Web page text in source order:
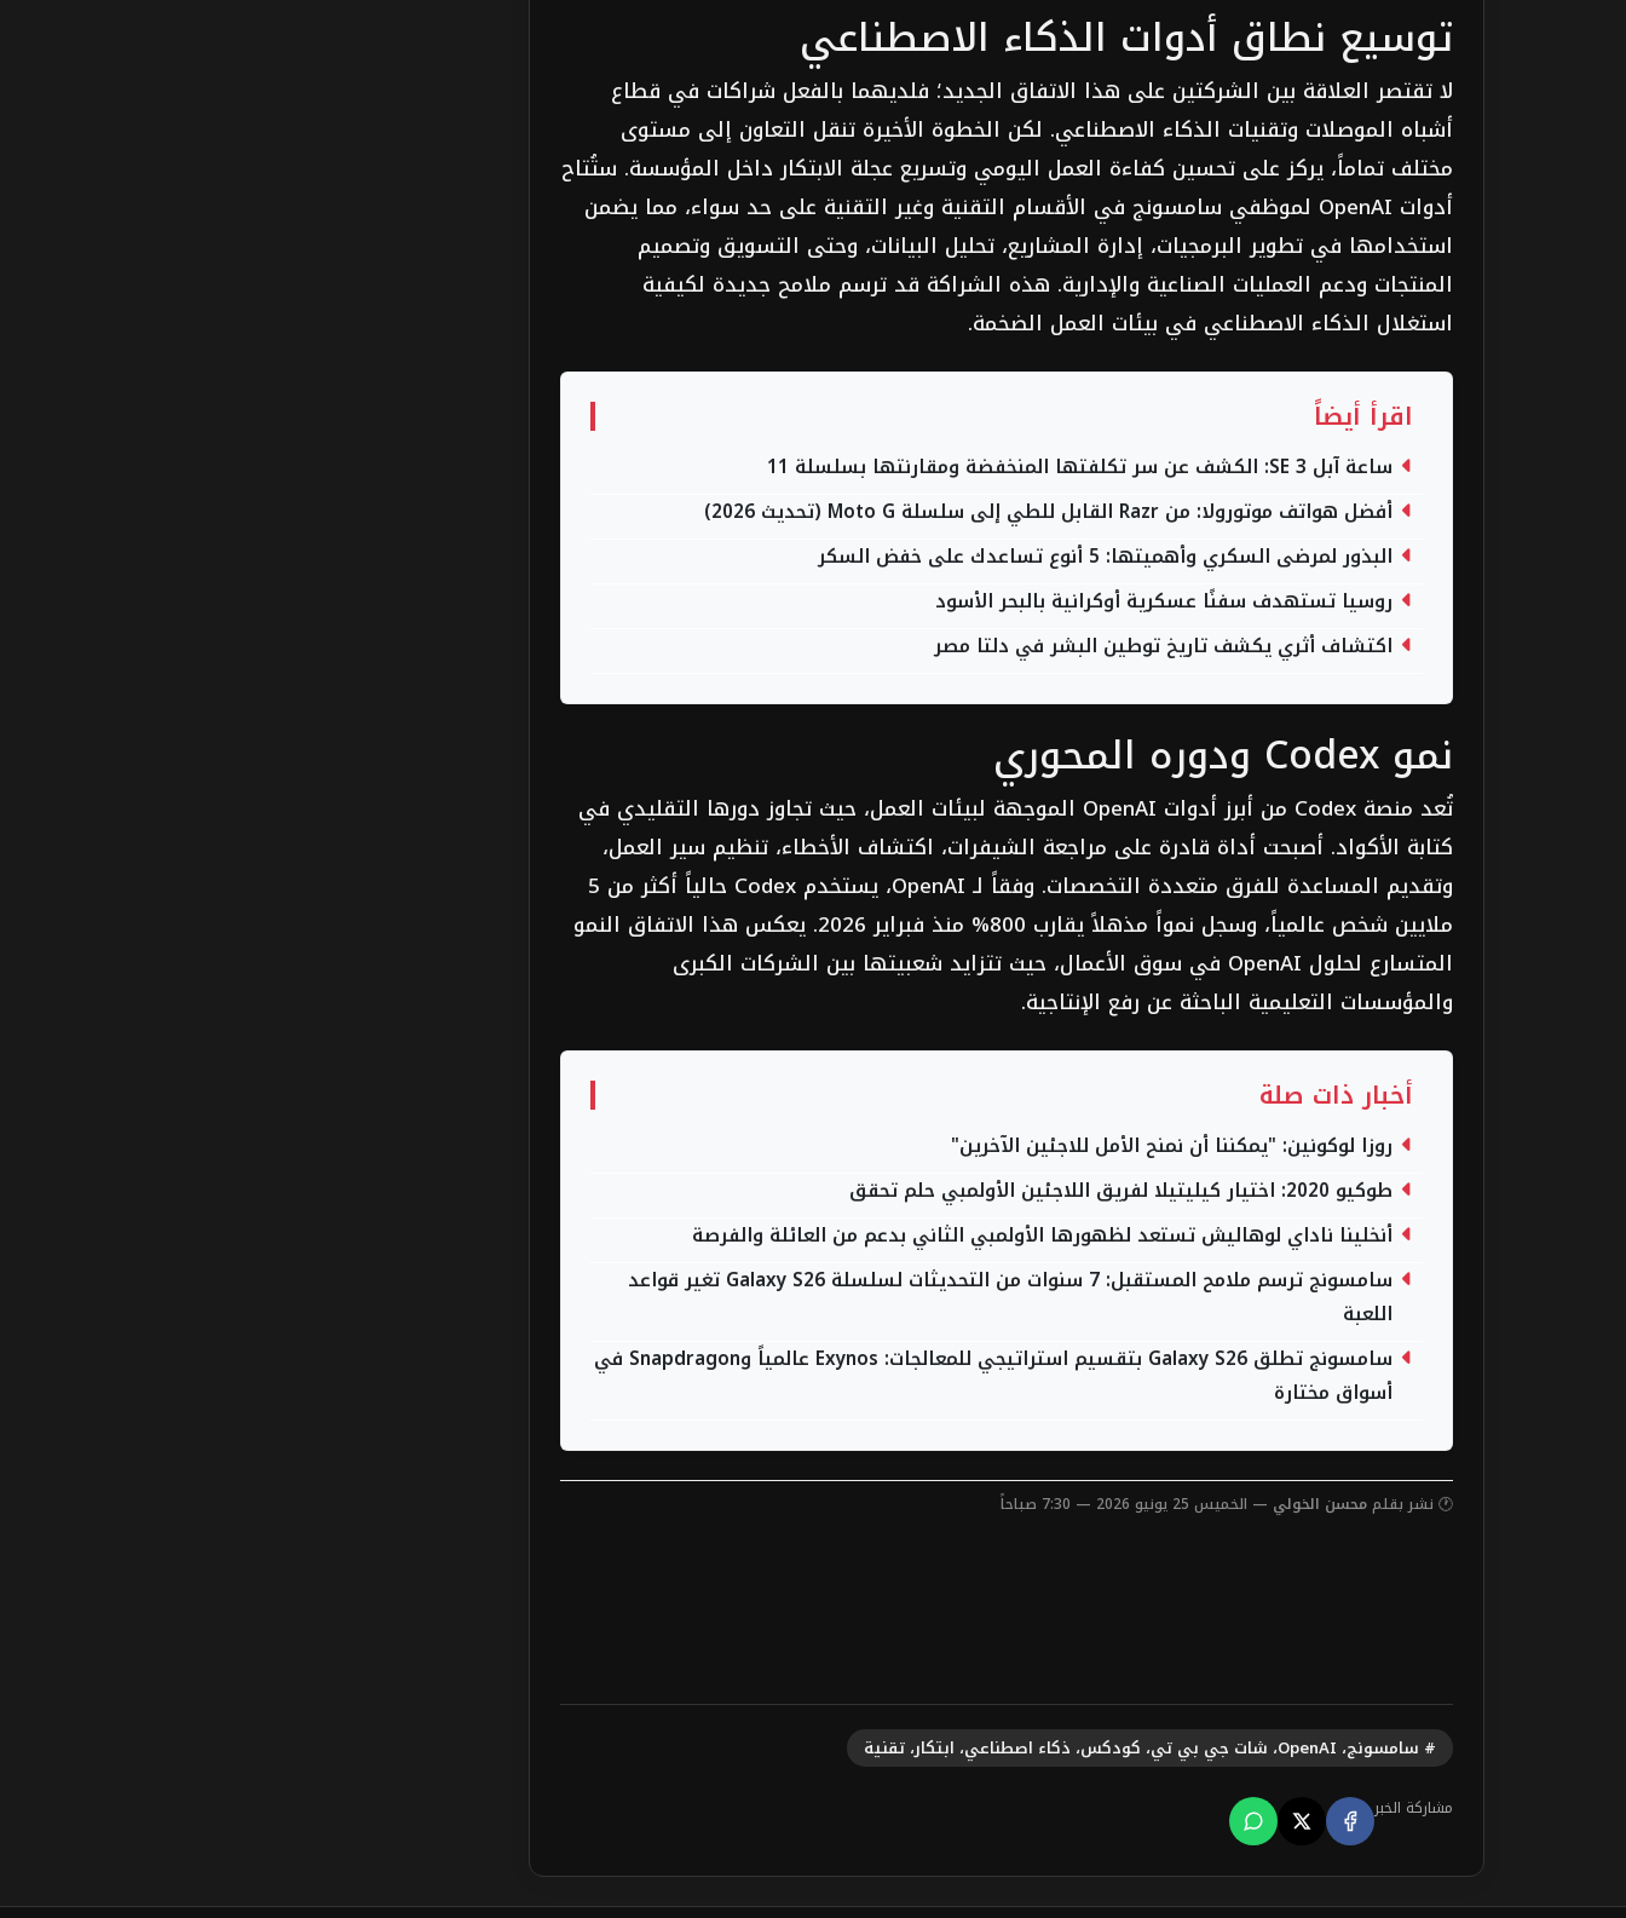
توسيع نطاق أدوات الذكاء الاصطناعي
لا تقتصر العلاقة بين الشركتين على هذا الاتفاق الجديد؛ فلديهما بالفعل شراكات في قطاع
أشباه الموصلات وتقنيات الذكاء الاصطناعي. لكن الخطوة الأخيرة تنقل التعاون إلى مستوى
مختلف تماماً، يركز على تحسين كفاءة العمل اليومي وتسريع عجلة الابتكار داخل المؤسسة. ستُتاح
أدوات OpenAI لموظفي سامسونج في الأقسام التقنية وغير التقنية على حد سواء، مما يضمن
استخدامها في تطوير البرمجيات، إدارة المشاريع، تحليل البيانات، وحتى التسويق وتصميم
المنتجات ودعم العمليات الصناعية والإدارية. هذه الشراكة قد ترسم ملامح جديدة لكيفية
استغلال الذكاء الاصطناعي في بيئات العمل الضخمة.
اقرأ أيضاً
ساعة آبل SE 3: الكشف عن سر تكلفتها المنخفضة ومقارنتها بسلسلة 11
أفضل هواتف موتورولا: من Razr القابل للطي إلى سلسلة Moto G (تحديث 2026)
البذور لمرضى السكري وأهميتها: 5 أنوع تساعدك على خفض السكر
روسيا تستهدف سفنًا عسكرية أوكرانية بالبحر الأسود
اكتشاف أثري يكشف تاريخ توطين البشر في دلتا مصر
نمو Codex ودوره المحوري
تُعد منصة Codex من أبرز أدوات OpenAI الموجهة لبيئات العمل، حيث تجاوز دورها التقليدي في
كتابة الأكواد. أصبحت أداة قادرة على مراجعة الشيفرات، اكتشاف الأخطاء، تنظيم سير العمل،
وتقديم المساعدة للفرق متعددة التخصصات. وفقاً لـ OpenAI، يستخدم Codex حالياً أكثر من 5
ملايين شخص عالمياً، وسجل نمواً مذهلاً يقارب 800% منذ فبراير 2026. يعكس هذا الاتفاق النمو
المتسارع لحلول OpenAI في سوق الأعمال، حيث تتزايد شعبيتها بين الشركات الكبرى
والمؤسسات التعليمية الباحثة عن رفع الإنتاجية.
أخبار ذات صلة
روزا لوكونين: "يمكننا أن نمنح الأمل للاجئين الآخرين"
طوكيو 2020: اختيار كيليتيلا لفريق اللاجئين الأولمبي حلم تحقق
أنخلينا ناداي لوهاليش تستعد لظهورها الأولمبي الثاني بدعم من العائلة والفرصة
سامسونج ترسم ملامح المستقبل: 7 سنوات من التحديثات لسلسلة Galaxy S26 تغير قواعد
اللعبة
سامسونج تطلق Galaxy S26 بتقسيم استراتيجي للمعالجات: Exynos عالمياً وSnapdragon في
أسواق مختارة
🕐 نشر بقلممحسن الخولي — الخميس 25 يونيو 2026 — 7:30 صباحاً
# سامسونج، OpenAI، شات جي بي تي، كودكس، ذكاء اصطناعي، ابتكار، تقنية
مشاركة الخبر